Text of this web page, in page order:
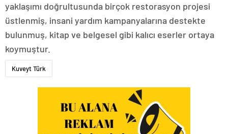
yaklaşımı doğrultusunda birçok restorasyon projesi
üstlenmiş, insani yardım kampanyalarına destekte
bulunmuş, kitap ve belgesel gibi kalıcı eserler ortaya
koymuştur.
Kuveyt Türk